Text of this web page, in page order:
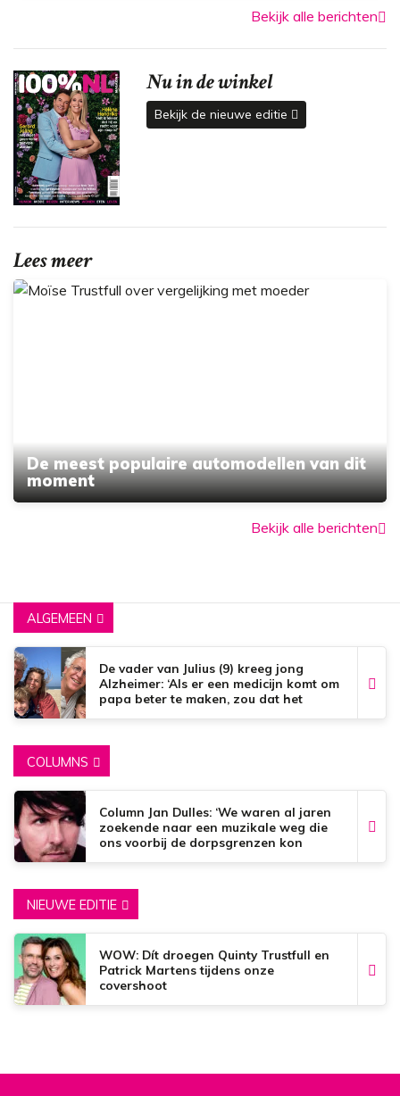
Bekijk alle berichten
Nu in de winkel
Bekijk de nieuwe editie
Lees meer
De meest populaire automodellen van dit
moment
Bekijk alle berichten
ALGEMEEN
De vader van Julius (9) kreeg jong
Alzheimer: ‘Als er een medicijn komt om
papa beter te maken, zou dat het
COLUMNS
Column Jan Dulles: ‘We waren al jaren
zoekende naar een muzikale weg die
ons voorbij de dorpsgrenzen kon
NIEUWE EDITIE
WOW: Dít droegen Quinty Trustfull en
Patrick Martens tijdens onze
covershoot